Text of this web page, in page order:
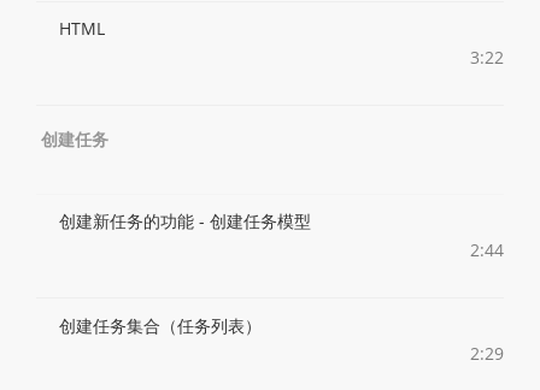
HTML
3:22
创建任务
创建新任务的功能 - 创建任务模型
2:44
创建任务集合（任务列表）
2:29